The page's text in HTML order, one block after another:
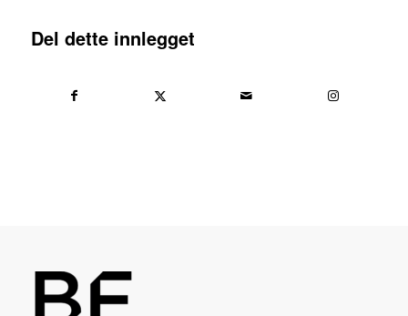
Del dette innlegget